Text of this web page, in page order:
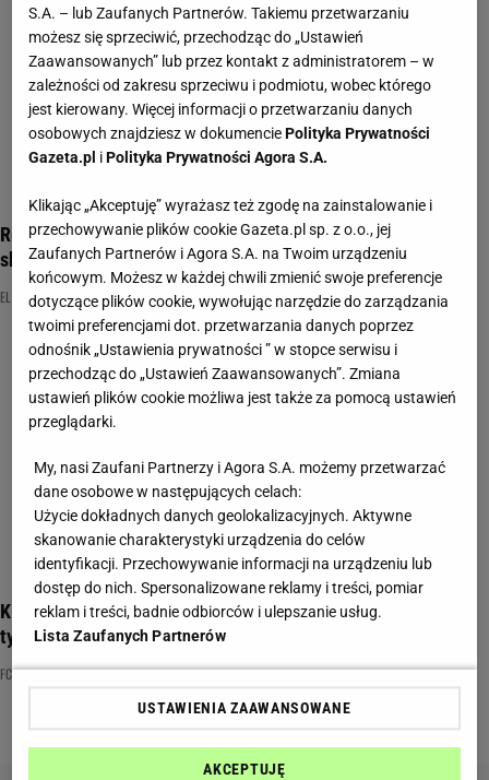
Real Madryt czy FC Barcelona? Wiesz, kto był w którym
składzie? Quiz dla prawdziwych kibiców
EL CLASICO FC BARCELONA NAJNOWSZE QUIZY DZISIAJ DODANE
Kibicujesz Lewandowskiemu i jego drużynie? Sprawdź się w
tym krótkim quizie
FC BARCELONA PIŁKA NOŻNA QUIZ
S.A. – lub Zaufanych Partnerów. Takiemu przetwarzaniu
możesz się sprzeciwić, przechodząc do „Ustawień
Zaawansowanych” lub przez kontakt z administratorem – w
zależności od zakresu sprzeciwu i podmiotu, wobec którego
jest kierowany. Więcej informacji o przetwarzaniu danych
osobowych znajdziesz w dokumenciePolityka Prywatności
Gazeta.pl iPolityka Prywatności Agora S.A.
Klikając „Akceptuję” wyrażasz też zgodę na zainstalowanie i
przechowywanie plików cookie Gazeta.pl sp. z o.o., jej
Zaufanych Partnerów i Agora S.A. na Twoim urządzeniu
końcowym. Możesz w każdej chwili zmienić swoje preferencje
dotyczące plików cookie, wywołując narzędzie do zarządzania
twoimi preferencjami dot. przetwarzania danych poprzez
odnośnik „Ustawienia prywatności ” w stopce serwisu i
przechodząc do „Ustawień Zaawansowanych”. Zmiana
ustawień plików cookie możliwa jest także za pomocą ustawień
przeglądarki.
My, nasi Zaufani Partnerzy i Agora S.A. możemy przetwarzać
dane osobowe w następujących celach:
Użycie dokładnych danych geolokalizacyjnych. Aktywne
skanowanie charakterystyki urządzenia do celów
identyfikacji. Przechowywanie informacji na urządzeniu lub
dostęp do nich. Spersonalizowane reklamy i treści, pomiar
reklam i treści, badnie odbiorców i ulepszanie usług.
Lista Zaufanych Partnerów
USTAWIENIA ZAAWANSOWANE
AKCEPTUJĘ